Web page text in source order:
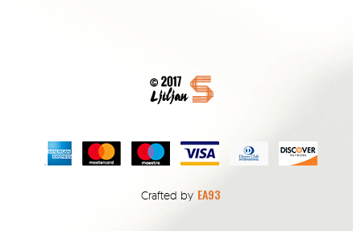
Crafted by EA93